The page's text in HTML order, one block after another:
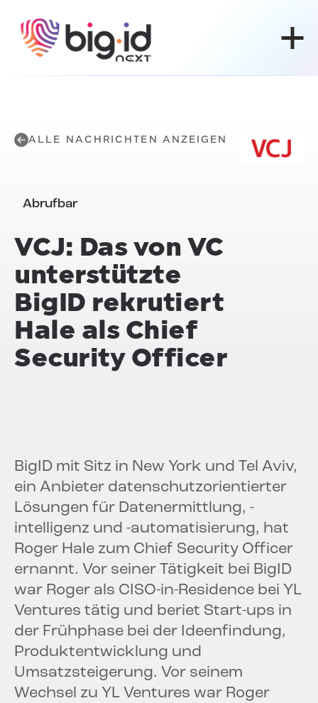
ALLE NACHRICHTEN ANZEIGEN
Abrufbar
VCJ: Das von VC
unterstützte
BigID rekrutiert
Hale als Chief
Security Officer
BigID mit Sitz in New York und Tel Aviv,
ein Anbieter datenschutzorientierter
Lösungen für Datenermittlung, -
intelligenz und -automatisierung, hat
Roger Hale zum Chief Security Officer
ernannt. Vor seiner Tätigkeit bei BigID
war Roger als CISO-in-Residence bei YL
Ventures tätig und beriet Start-ups in
der Frühphase bei der Ideenfindung,
Produktentwicklung und
Umsatzsteigerung. Vor seinem
Wechsel zu YL Ventures war Roger